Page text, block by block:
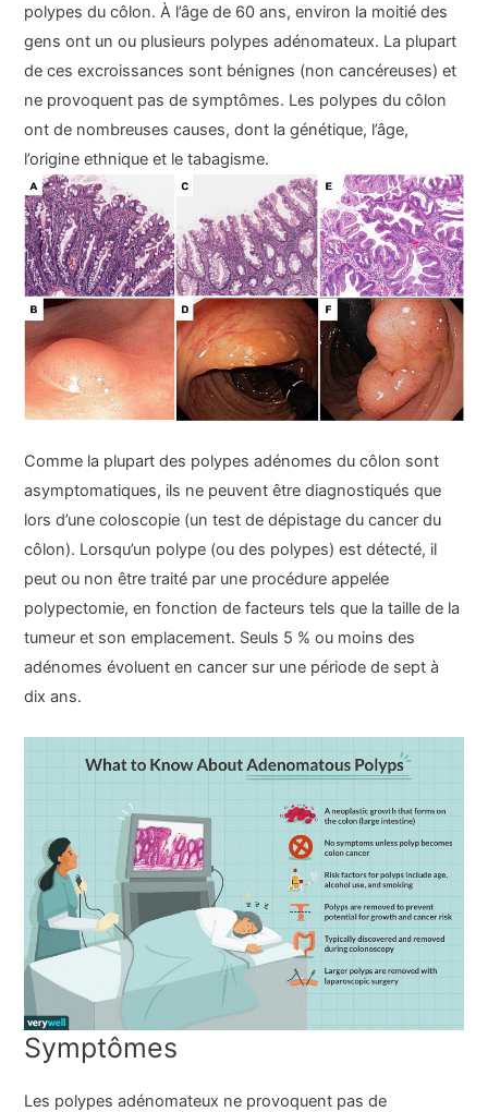
polypes du côlon. À l’âge de 60 ans, environ la moitié des
gens ont un ou plusieurs polypes adénomateux. La plupart
de ces excroissances sont bénignes (non cancéreuses) et
ne provoquent pas de symptômes. Les polypes du côlon
ont de nombreuses causes, dont la génétique, l’âge,
l’origine ethnique et le tabagisme.
Comme la plupart des polypes adénomes du côlon sont
asymptomatiques, ils ne peuvent être diagnostiqués que
lors d’une coloscopie (un test de dépistage du cancer du
côlon). Lorsqu’un polype (ou des polypes) est détecté, il
peut ou non être traité par une procédure appelée
polypectomie, en fonction de facteurs tels que la taille de la
tumeur et son emplacement. Seuls 5 % ou moins des
adénomes évoluent en cancer sur une période de sept à
dix ans.
Symptômes
Les polypes adénomateux ne provoquent pas de